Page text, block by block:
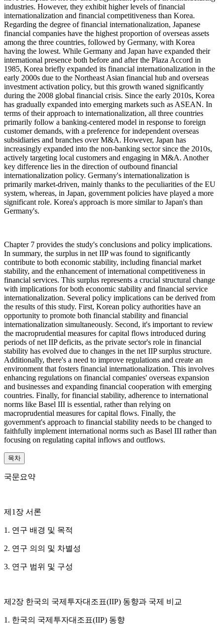
industries. However, they exhibit higher levels of financial
internationalization and financial competitiveness than Korea.
Regarding the degree of financial internationalization, Japanese
financial companies have the highest proportion of overseas assets
among the three countries, followed by Germany, with Korea
having the lowest. While Germany and Japan have expanded their
international presence both before and after the Plaza Accord in
1985, Korea briefly expanded its financial internationalization in the
early 2000s due to the Northeast Asian financial hub and overseas
investment activation policy, but this growth waned significantly
during the 2008 global financial crisis. Since the early 2010s, Korea
has gradually expanded into emerging markets such as ASEAN. In
terms of their approach to internationalization, all three countries
primarily follow a banking-centered model in response to foreign
customer demands, with a preference for independent overseas
subsidiaries and branches over M&A. However, Japan has
increasingly expanded into the non-banking sector since the 2010s,
actively targeting local customers and engaging in M&A. Another
key difference lies in the direction of outbound financial
internationalization policy. Germany's internationalization is
primarily market-driven, mainly thanks to the peculiarities of the EU
system, whereas, in Japan, government policies have played a more
significant role. Korea's approach is more similar to Japan's than
Germany's.
Chapter 7 provides the study's conclusions and policy implications.
In summary, the surplus in net IIP was found to significantly
contribute to both economic stability, including financial market
stability, and the enhancement of international competitiveness in
financial services. This surplus represents a crucial structural change
with implications for both economic stability and financial service
internationalization. Several policy implications can be derived from
the results of this study. First, Korean policy authorities have an
opportunity to promote both financial stability and financial
internationalization simultaneously. Second, it's important to review
the macroprudential measures for capital flows introduced during
periods of net IIP deficits, as the private sector's role in financial
stability has evolved due to changes in the net IIP surplus structure.
Additionally, there's a need to improve regulations and create an
environment that fosters financial internationalization. This involves
enhancing regulations on financial companies' overseas expansion
and businesses and expanding financial cooperation with emerging
countries. Finally, for financial stability, adherence to international
norms like Basel III is essential, rather than relying on
macroprudential measures for capital flows. Finally, the
government's approach to financial stability needs to be changed to
faithfully implement international norms such as Basel III rather than
focusing on regulating capital inflows and outflows.
목차
국문요약
제1장 서론
1. 연구 배경 및 목적
2. 연구 의의 및 차별성
3. 연구 범위 및 구성
제2장 한국의 국제투자대조표(IIP) 동향과 국제 비교
1. 한국의 국제투자대조표(IIP) 동향